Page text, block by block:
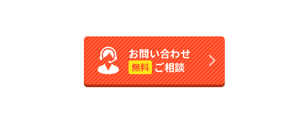
お問い合わせ
無料 ご相談